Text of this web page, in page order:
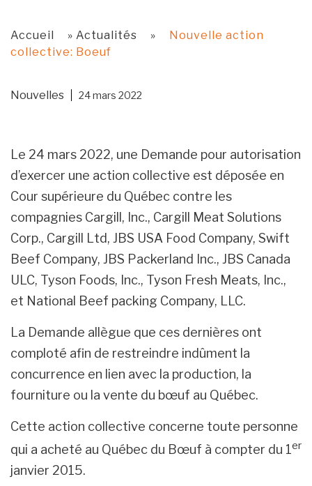
Accueil » Actualités »
Nouvelle action
collective: Boeuf
Nouvelles 24 mars 2022
Le 24 mars 2022, une Demande pour autorisation
d’exercer une action collective est déposée en
Cour supérieure du Québec contre les
compagnies Cargill, Inc., Cargill Meat Solutions
Corp., Cargill Ltd, JBS USA Food Company, Swift
Beef Company, JBS Packerland Inc., JBS Canada
ULC, Tyson Foods, Inc., Tyson Fresh Meats, Inc.,
et National Beef packing Company, LLC.
La Demande allègue que ces dernières ont
comploté afin de restreindre indûment la
concurrence en lien avec la production, la
fourniture ou la vente du bœuf au Québec.
Cette action collective concerne toute personne
qui a acheté au Québec du Bœuf à compter du 1er
janvier 2015.